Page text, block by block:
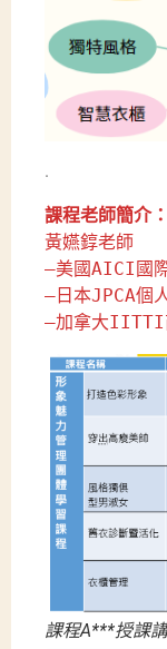
.
課程老師簡介：
黃嬿錞老師
—美國AICI國
—日本JPCA個
—加拿大IITTI
課程A***授課